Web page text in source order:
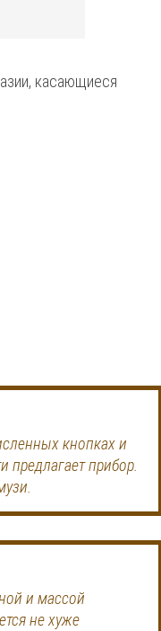
касающиеся
кнопках и
предлагает прибор.
и массой
не хуже